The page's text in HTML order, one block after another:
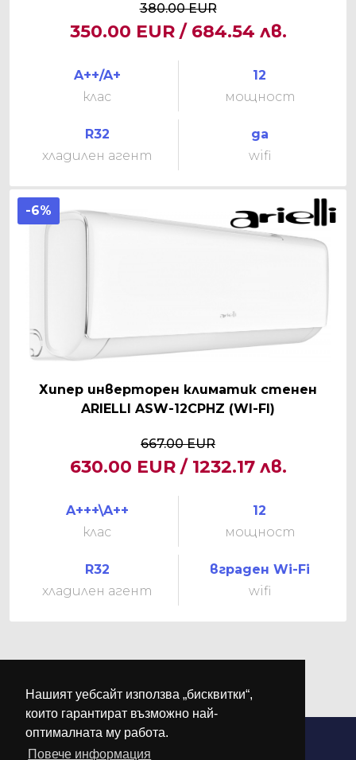
Нашият уебсайт използва „бисквитки“,
които гарантират възможно най-
оптималната му работа.
Повече информация
380.00 EUR
350.00 EUR / 684.54 лв.
A++/A+
клас
12
мощност
R32
хладилен агент
да
wifi
-6%
Хипер инверторен климатик стенен
ARIELLI ASW-12CPHZ (WI-FI)
667.00 EUR
630.00 EUR / 1232.17 лв.
A+++\A++
клас
12
мощност
R32
хладилен агент
вграден Wi-Fi
wifi